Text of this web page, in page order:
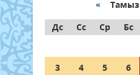
«
Дс
Сс Ср Бс
3
4 5 6